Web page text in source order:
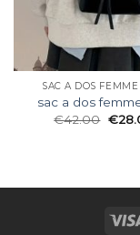
SAC A DOS FEMME
sac a dos
€42.00 €